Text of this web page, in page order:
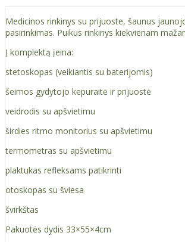
Medicinos rinkinys su prijuoste, šaunus
pasirinkimas. Puikus rinkinys kiekvienam
Į komplektą įeina:
stetoskopas (veikiantis su baterijomis)
šeimos gydytojo kepuraitė ir prijuostė
veidrodis su apšvietimu
širdies ritmo monitorius su apšvietimu
termometras su apšvietimu
plaktukas refleksams patikrinti
otoskopas su šviesa
švirkštas
Pakuotės dydis 33×55×4cm